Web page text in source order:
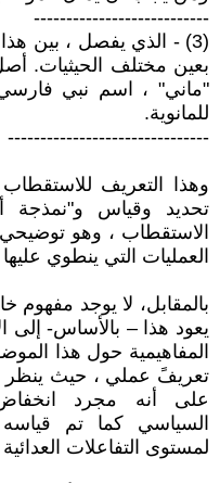
---------------------------
(3) - الذي يفصل ، بين
بعين مختلف الحيثيات.
"ماني" ، اسم نبي
للمانوية.
-------------------------------
وهذا التعريف
تحديد وقياس و"نمذجة
الاستقطاب ، وهو
العمليات التي ينطوي عليها
بالمقابل، لا يوجد مفهوم
يعود هذا – بالأساس- إلى
المفاهيمية حول هذا
تعريفً عملي ، حيث ينظر
على أنه مجرد
السياسي كما تم
لمستوى التفاعلات